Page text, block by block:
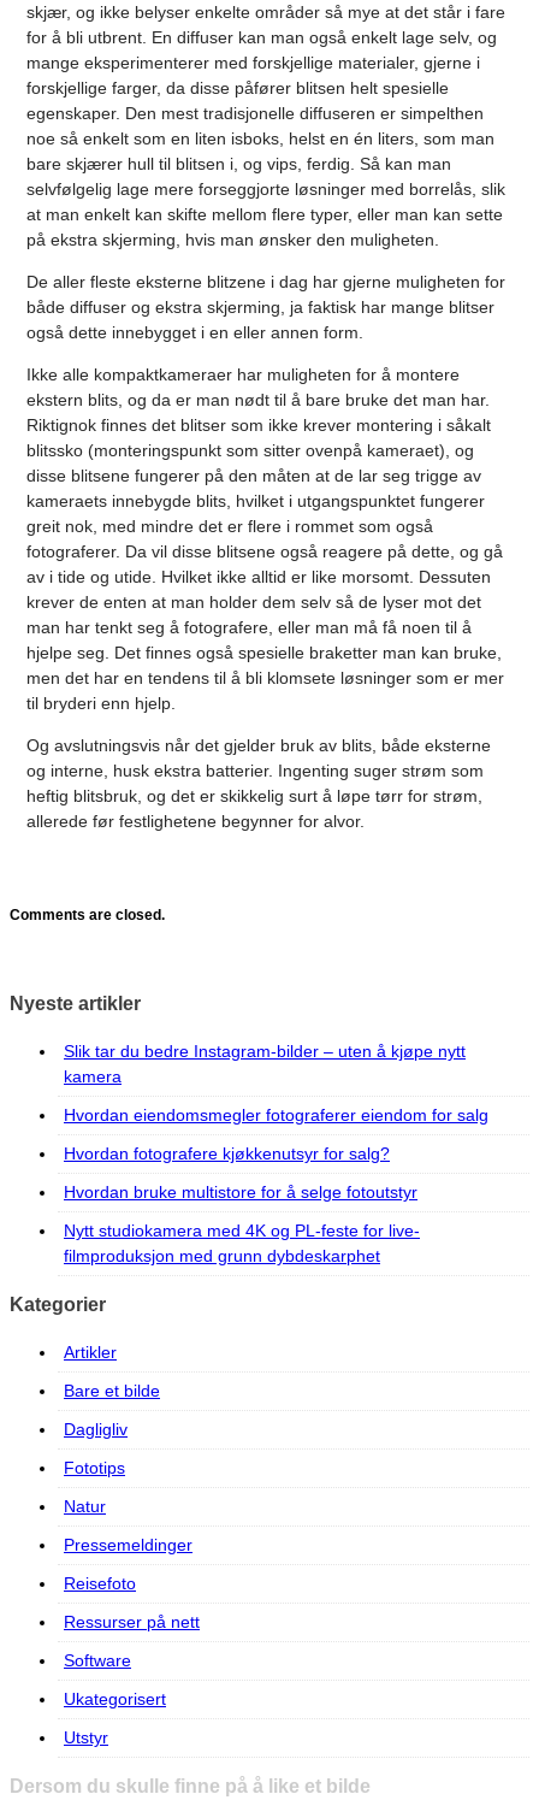
skjær, og ikke belyser enkelte områder så mye at det står i fare
for å bli utbrent. En diffuser kan man også enkelt lage selv, og
mange eksperimenterer med forskjellige materialer, gjerne i
forskjellige farger, da disse påfører blitsen helt spesielle
egenskaper. Den mest tradisjonelle diffuseren er simpelthen
noe så enkelt som en liten isboks, helst en én liters, som man
bare skjærer hull til blitsen i, og vips, ferdig. Så kan man
selvfølgelig lage mere forseggjorte løsninger med borrelås, slik
at man enkelt kan skifte mellom flere typer, eller man kan sette
på ekstra skjerming, hvis man ønsker den muligheten.
De aller fleste eksterne blitzene i dag har gjerne muligheten for
både diffuser og ekstra skjerming, ja faktisk har mange blitser
også dette innebygget i en eller annen form.
Ikke alle kompaktkameraer har muligheten for å montere
ekstern blits, og da er man nødt til å bare bruke det man har.
Riktignok finnes det blitser som ikke krever montering i såkalt
blitssko (monteringspunkt som sitter ovenpå kameraet), og
disse blitsene fungerer på den måten at de lar seg trigge av
kameraets innebygde blits, hvilket i utgangspunktet fungerer
greit nok, med mindre det er flere i rommet som også
fotograferer. Da vil disse blitsene også reagere på dette, og gå
av i tide og utide. Hvilket ikke alltid er like morsomt. Dessuten
krever de enten at man holder dem selv så de lyser mot det
man har tenkt seg å fotografere, eller man må få noen til å
hjelpe seg. Det finnes også spesielle braketter man kan bruke,
men det har en tendens til å bli klomsete løsninger som er mer
til bryderi enn hjelp.
Og avslutningsvis når det gjelder bruk av blits, både eksterne
og interne, husk ekstra batterier. Ingenting suger strøm som
heftig blitsbruk, og det er skikkelig surt å løpe tørr for strøm,
allerede før festlighetene begynner for alvor.
Comments are closed.
Nyeste artikler
Slik tar du bedre Instagram-bilder – uten å kjøpe nytt
kamera
Hvordan eiendomsmegler fotograferer eiendom for salg
Hvordan fotografere kjøkkenutsyr for salg?
Hvordan bruke multistore for å selge fotoutstyr
Nytt studiokamera med 4K og PL-feste for live-
filmproduksjon med grunn dybdeskarphet
Kategorier
Artikler
Bare et bilde
Dagligliv
Fototips
Natur
Pressemeldinger
Reisefoto
Ressurser på nett
Software
Ukategorisert
Utstyr
Dersom du skulle finne på å like et bilde